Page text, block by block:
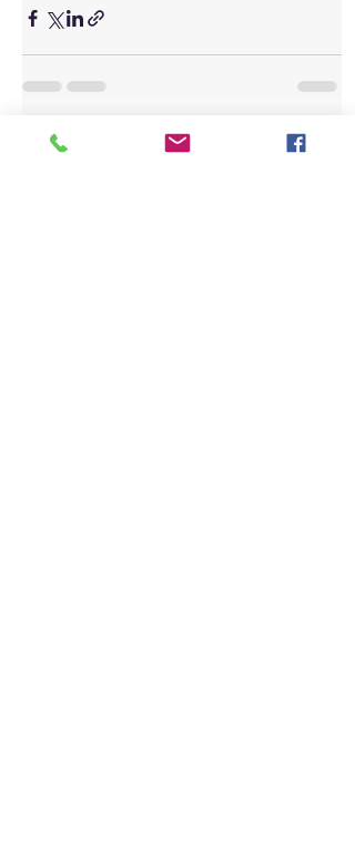
Entradas recientes Ver todo